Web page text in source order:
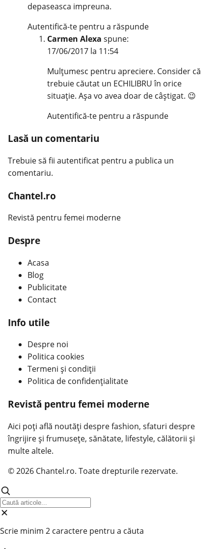
depaseasca impreuna.
Autentifică-te pentru a răspunde
Carmen Alexa spune:
17/06/2017 la 11:54
Mulţumesc pentru apreciere. Consider că
trebuie căutat un ECHILIBRU în orice
situaţie. Aşa vo avea doar de câştigat. 😉
Autentifică-te pentru a răspunde
Lasă un comentariu
Trebuie să fii autentificat pentru a publica un
comentariu.
Chantel.ro
Revistă pentru femei moderne
Despre
Acasa
Blog
Publicitate
Contact
Info utile
Despre noi
Politica cookies
Termeni și condiții
Politica de confidențialitate
Revistă pentru femei moderne
Aici poți află noutăți despre fashion, sfaturi despre
îngrijire și frumusețe, sănătate, lifestyle, călătorii și
multe altele.
© 2026 Chantel.ro. Toate drepturile rezervate.
Scrie minim 2 caractere pentru a căuta